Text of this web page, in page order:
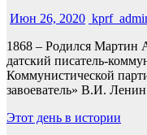
Июн 26, 2020
1868 – Родился Мартин
датский писатель-
Коммунистической
завоеватель» В.И.
Этот день в истории